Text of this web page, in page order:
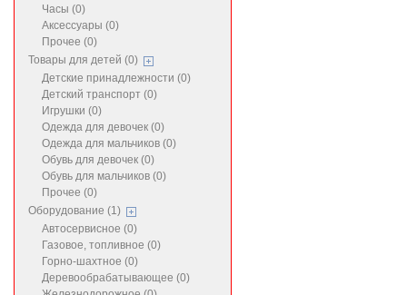
Часы (0)
Аксессуары (0)
Прочее (0)
Товары для детей (0)
Детские принадлежности (0)
Детский транспорт (0)
Игрушки (0)
Одежда для девочек (0)
Одежда для мальчиков (0)
Обувь для девочек (0)
Обувь для мальчиков (0)
Прочее (0)
Оборудование (1)
Автосервисное (0)
Газовое, топливное (0)
Горно-шахтное (0)
Деревообрабатывающее (0)